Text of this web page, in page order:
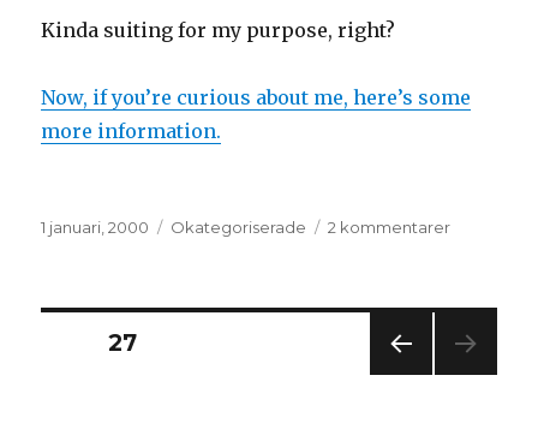
Kinda suiting for my purpose, right?
Now, if you’re curious about me, here’s some
more information.
Postat
1 januari, 2000 Kategorier
Okategoriserade 2 kommentarertill
Sonja
Inläggsnavigering
SIDA27